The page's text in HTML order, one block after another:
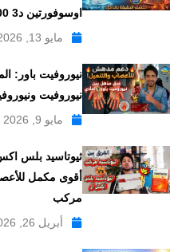
اوسوفورتين د3 5000؟
مايو 13, 2026
نيوروفيت باور:
نيوروفيت
مايو 9, 2026
أقوى مكمل
مركب
أبريل 26, 2026